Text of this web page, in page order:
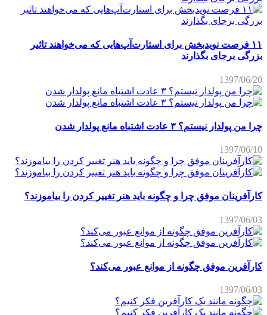
۱۱ فرصت نویدبخش برای استارت‌آپ‌هایی که می‌خواهند تاثیر
بزرگی برجای بگذارند
1397/06/20
چرا من پولدار نیستم؟ ۳ عادت اشتباه مانع پولدار شدن
1397/06/10
کارآفرینان موفق چرا و چگونه باید هنر تغییر کردن را بیاموزند؟
1397/06/03
کارآفرین موفق چگونه از موانع عبور می‌کند؟
1397/06/03